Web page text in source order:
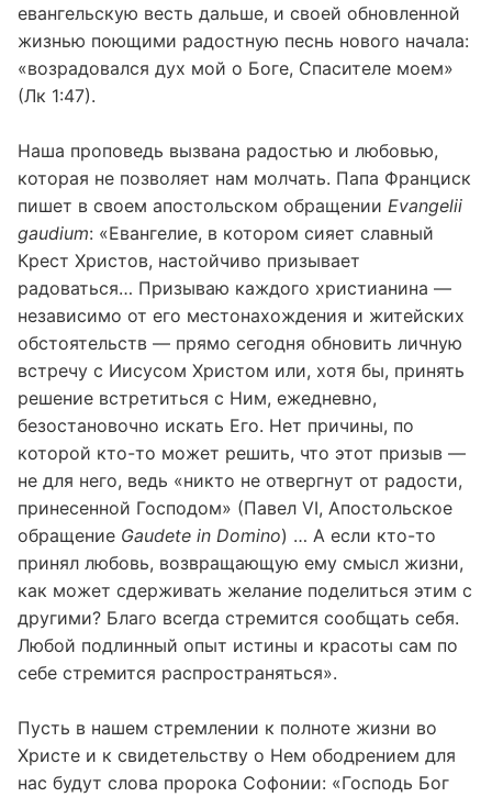
евангельскую весть дальше, и своей обновленной
жизнью поющими радостную песнь нового начала:
«возрадовался дух мой о Боге, Спасителе моем»
(Лк 1:47).
Наша проповедь вызвана радостью и любовью,
которая не позволяет нам молчать. Папа Франциск
пишет в своем апостольском обращении Evangelii
gaudium: «Евангелие, в котором сияет славный
Крест Христов, настойчиво призывает
радоваться… Призываю каждого христианина —
независимо от его местонахождения и житейских
обстоятельств — прямо сегодня обновить личную
встречу с Иисусом Христом или, хотя бы, принять
решение встретиться с Ним, ежедневно,
безостановочно искать Его. Нет причины, по
которой кто-то может решить, что этот призыв —
не для него, ведь «никто не отвергнут от радости,
принесенной Господом» (Павел VI, Апостольское
обращение Gaudete in Domino) … А если кто-то
принял любовь, возвращающую ему смысл жизни,
как может сдерживать желание поделиться этим с
другими? Благо всегда стремится сообщать себя.
Любой подлинный опыт истины и красоты сам по
себе стремится распространяться».
Пусть в нашем стремлении к полноте жизни во
Христе и к свидетельству о Нем ободрением для
нас будут слова пророка Софонии: «Господь Бог